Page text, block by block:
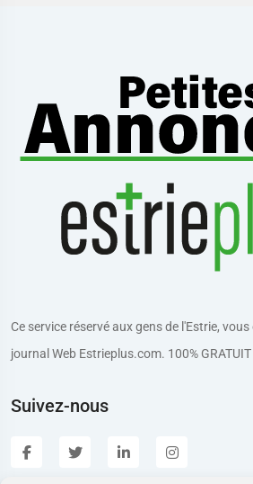
Ce service réservé aux gens de l'Estrie,
journal Web Estrieplus.com. 100%
Suivez-nous